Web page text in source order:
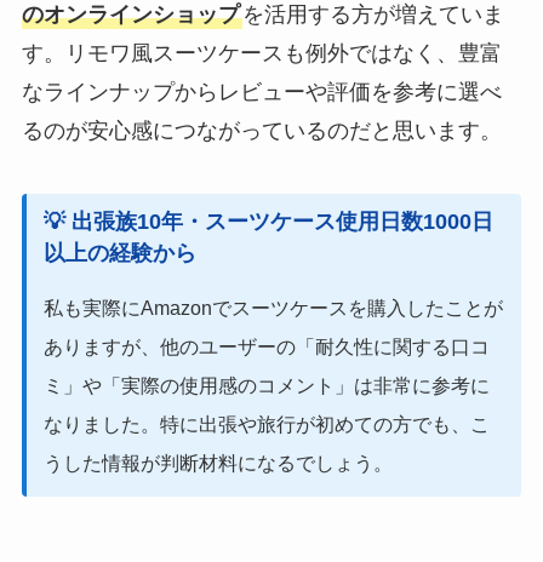
のオンラインショップを活用する方が増えていま
す。リモワ風スーツケースも例外ではなく、豊富
なラインナップからレビューや評価を参考に選べ
るのが安心感につながっているのだと思います。
💡 出張族10年・スーツケース使用日数1000日
以上の経験から
私も実際にAmazonでスーツケースを購入したことが
ありますが、他のユーザーの「耐久性に関する口コ
ミ」や「実際の使用感のコメント」は非常に参考に
なりました。特に出張や旅行が初めての方でも、こ
うした情報が判断材料になるでしょう。